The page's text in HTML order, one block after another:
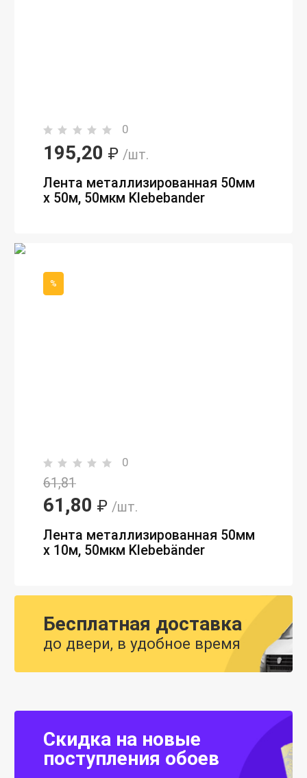
0
195,20 ₽ /шт.
Лента металлизированная 50мм
х 50м, 50мкм Klebebander
%
0
61,81
61,80 ₽ /шт.
Лента металлизированная 50мм
х 10м, 50мкм Klebebänder
Бесплатная доставка
до двери, в удобное время
Скидка на новые
поступления обоев